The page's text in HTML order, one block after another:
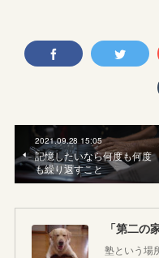
2021.09.28 15:05
記憶したいなら何度も何度
も繰り返すこと
塾という場